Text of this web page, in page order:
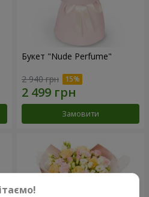
Букет "Nude Perfume"
2 940 грн
Замовити